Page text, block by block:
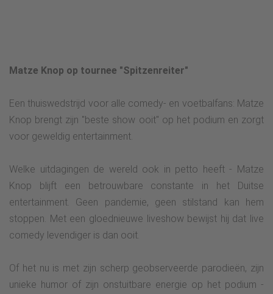
Matze Knop op tournee "Spitzenreiter"
Een thuiswedstrijd voor alle comedy- en voetbalfans: Matze
Knop brengt zijn "beste show ooit" op het podium en zorgt
voor geweldig entertainment.
Welke uitdagingen de wereld ook in petto heeft - Matze
Knop blijft een betrouwbare constante in het Duitse
entertainment. Geen pandemie, geen stilstand kan hem
stoppen. Met een gloednieuwe liveshow bewijst hij dat live
comedy levendiger is dan ooit.
Of het nu is met zijn scherp geobserveerde parodieën, zijn
unieke humor of zijn onstuitbare energie op het podium -